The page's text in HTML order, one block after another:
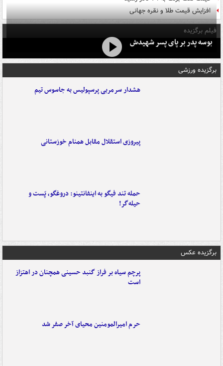
افزایش قیمت طلا و نقره جهانی
فیلم برگزیده
بوسه‌ پدر بر پای پسر شهیدش
برگزیده ورزشی
هشدار سرمربی پرسپولیس به جاسوس تیم
پیروزی استقلال مقابل همنام خوزستانی
حمله تند فیگو به اینفانتینو: دروغگو، پَست‌ و
حیله‌گر!
برگزیده عکس
پرچم سیاه بر فراز گنبد حسینی همچنان در اهتزاز
است
حرم امیرالمومنین محیای آخر صفر شد